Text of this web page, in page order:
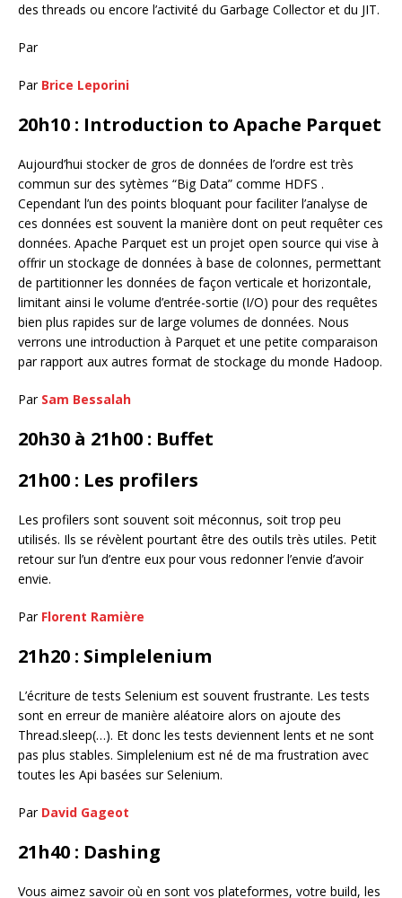
des threads ou encore l’activité du Garbage Collector et du JIT.
Par
Par Brice Leporini
20h10 : Introduction to Apache Parquet
Aujourd’hui stocker de gros de données de l’ordre est très
commun sur des sytèmes “Big Data” comme HDFS .
Cependant l’un des points bloquant pour faciliter l’analyse de
ces données est souvent la manière dont on peut requêter ces
données. Apache Parquet est un projet open source qui vise à
offrir un stockage de données à base de colonnes, permettant
de partitionner les données de façon verticale et horizontale,
limitant ainsi le volume d’entrée-sortie (I/O) pour des requêtes
bien plus rapides sur de large volumes de données. Nous
verrons une introduction à Parquet et une petite comparaison
par rapport aux autres format de stockage du monde Hadoop.
Par Sam Bessalah
20h30 à 21h00 : Buffet
21h00 : Les profilers
Les profilers sont souvent soit méconnus, soit trop peu
utilisés. Ils se révèlent pourtant être des outils très utiles. Petit
retour sur l’un d’entre eux pour vous redonner l’envie d’avoir
envie.
Par Florent Ramière
21h20 : Simplelenium
L’écriture de tests Selenium est souvent frustrante. Les tests
sont en erreur de manière aléatoire alors on ajoute des
Thread.sleep(…). Et donc les tests deviennent lents et ne sont
pas plus stables. Simplelenium est né de ma frustration avec
toutes les Api basées sur Selenium.
Par David Gageot
21h40 : Dashing
Vous aimez savoir où en sont vos plateformes, votre build, les